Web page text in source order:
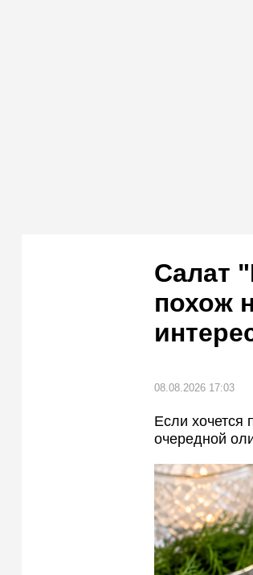
Салат
похож
08.08.2026 17:03
Если хочется
очередной